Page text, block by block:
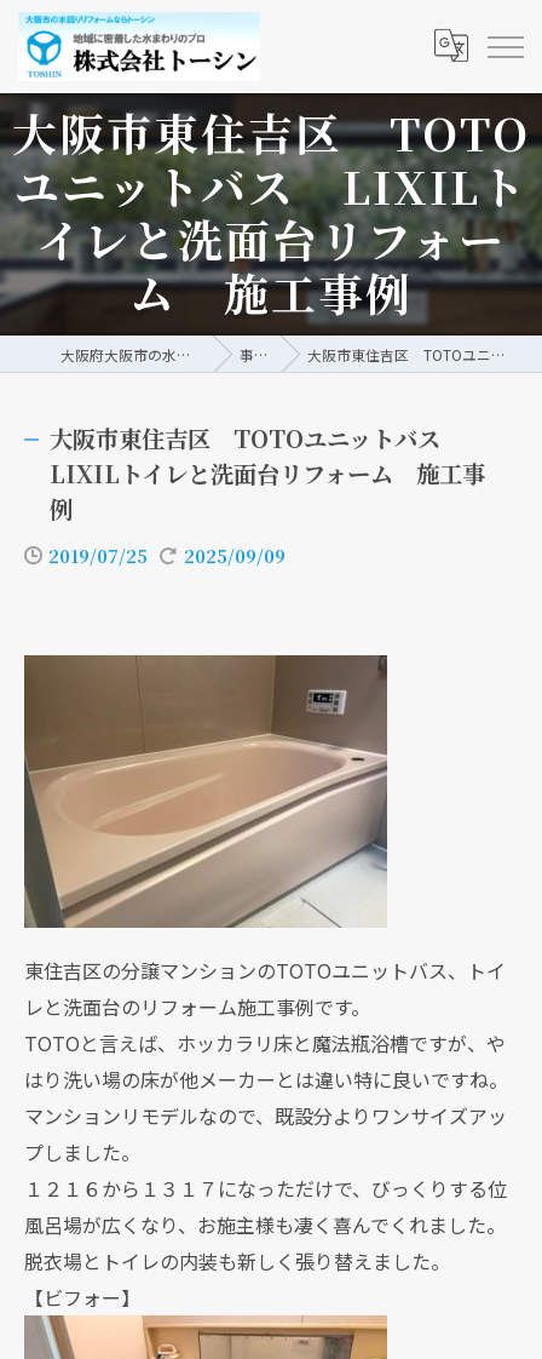
大阪市東住吉区 TOTO
ユニットバス LIXILト
イレと洗面台リフォー
ム 施工事例
大阪府大阪市の水回りリフォームなら株式会社トーシン 事例/ブログ 大阪市東住吉区 TOTOユニットバス LIXILトイレと洗面台リフォーム 施工事例
大阪市東住吉区 TOTOユニットバス
LIXILトイレと洗面台リフォーム 施工事
例
2019/07/25 2025/09/09
東住吉区の分譲マンションのTOTOユニットバス、トイ
レと洗面台のリフォーム施工事例です。
TOTOと言えば、ホッカラリ床と魔法瓶浴槽ですが、や
はり洗い場の床が他メーカーとは違い特に良いですね。
マンションリモデルなので、既設分よりワンサイズアッ
プしました。
１２１６から１３１７になっただけで、びっくりする位
風呂場が広くなり、お施主様も凄く喜んでくれました。
脱衣場とトイレの内装も新しく張り替えました。
【ビフォー】